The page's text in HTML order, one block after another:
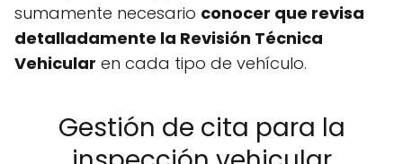
sumamente necesario conocer que revisa
detalladamente la Revisión Técnica
Vehicular en cada tipo de vehículo.
Gestión de cita para la